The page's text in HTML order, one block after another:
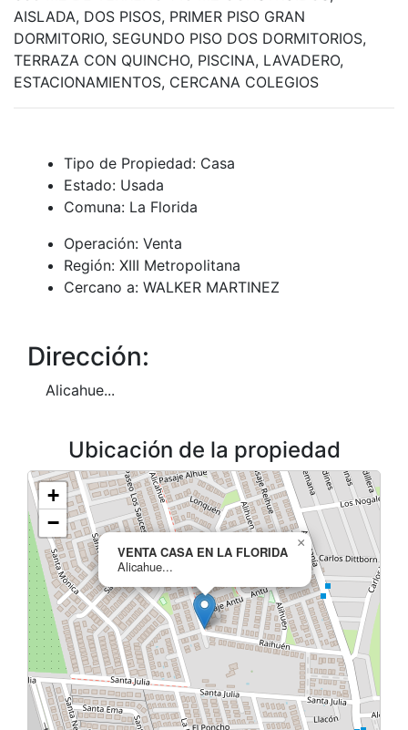
AISLADA, DOS PISOS, PRIMER PISO GRAN
DORMITORIO, SEGUNDO PISO DOS DORMITORIOS,
TERRAZA CON QUINCHO, PISCINA, LAVADERO,
ESTACIONAMIENTOS, CERCANA COLEGIOS
Tipo de Propiedad: Casa
Estado: Usada
Comuna: La Florida
Operación: Venta
Región: XIII Metropolitana
Cercano a: WALKER MARTINEZ
Dirección:
Alicahue...
Ubicación de la propiedad
VENTA CASA EN LA FLORIDA
Alicahue...
×
+
−